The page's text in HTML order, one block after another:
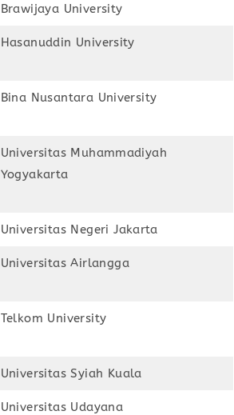
Brawijaya University
Hasanuddin University
Bina Nusantara University
Universitas Muhammadiyah
Yogyakarta
Universitas Negeri Jakarta
Universitas Airlangga
Telkom University
Universitas Syiah Kuala
Universitas Udayana